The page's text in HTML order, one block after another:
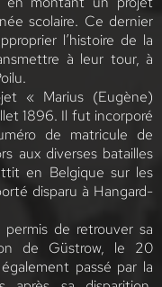
scolaire. Ce dernier
l’histoire de la
à leur tour, à
« Marius (Eugène)
1896. Il fut incorporé
de matricule de
aux diverses batailles
en Belgique sur les
disparu à Hangard-
de retrouver sa
de Güstrow, le 20
passé par la